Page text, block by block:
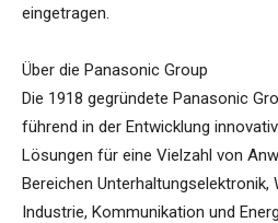
eingetragen.
Über die Panasonic Group
Die 1918 gegründete Panasonic
führend in der Entwicklung
Lösungen für eine Vielzahl von
Bereichen Unterhaltungselektronik,
Industrie, Kommunikation und